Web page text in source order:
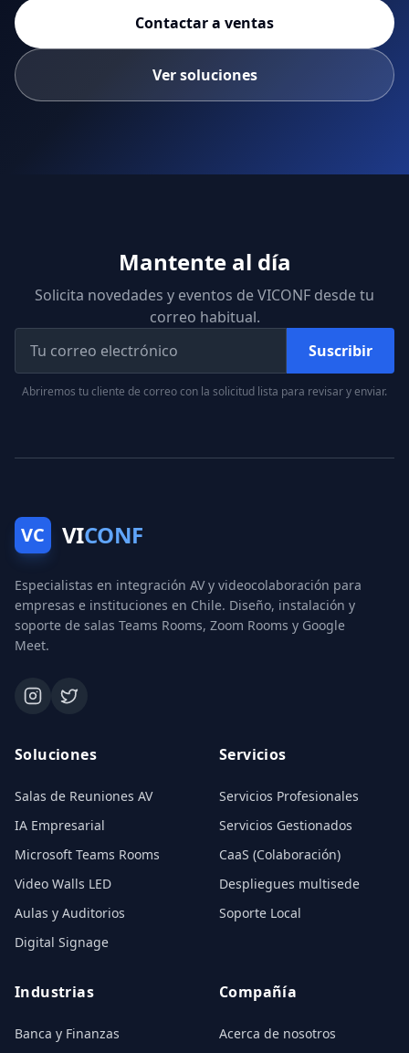
Contactar a ventas
Ver soluciones
Mantente al día
Solicita novedades y eventos de VICONF desde tu
correo habitual.
Suscribir
Abriremos tu cliente de correo con la solicitud lista para revisar y enviar.
VC VICONF
Especialistas en integración AV y videocolaboración para
empresas e instituciones en Chile. Diseño, instalación y
soporte de salas Teams Rooms, Zoom Rooms y Google
Meet.
Soluciones
Salas de Reuniones AV
IA Empresarial
Microsoft Teams Rooms
Video Walls LED
Aulas y Auditorios
Digital Signage
Servicios
Servicios Profesionales
Servicios Gestionados
CaaS (Colaboración)
Despliegues multisede
Soporte Local
Industrias
Banca y Finanzas
Compañía
Acerca de nosotros